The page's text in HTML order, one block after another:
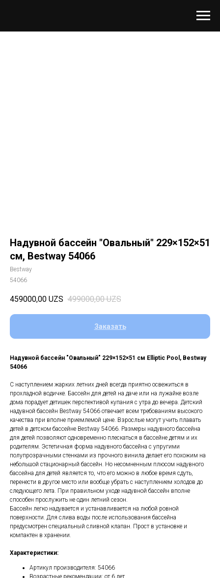
Надувной бассейн "Овальный" 229×152×51
см, Bestway 54066
Bestway
54066
459000,00 UZS 499000,00 UZS
Заказать
Надувной бассейн "Овальный" 229×152×51 см Elliptic Pool, Bestway
54066
С наступлением жарких летних дней всегда приятно освежиться в
прохладной водичке. Бассейн для детей на даче или на лужайке возле
дома порадует детишек перспективой купания с утра до вечера. Детский
надувной бассейн Bestway 54066 отвечает всем требованиям высокого
качества при вполне приемлемой цене. Взрослые могут учить плавать
детей в детском бассейне Bestway 54066. Размеры надувного бассейна
для детей позволяют одновременно плескаться в бассейне детям и их
родителям. Эстетичная форма надувного бассейна с упругими
полупрозрачными стенками из прочного винила делает его похожим на
небольшой стационарный бассейн. Но несомненным плюсом надувного
бассейна для детей является то, что его можно в любое время сдуть,
перенести в другое место или вообще убрать с наступлением холодов до
следующего лета. При правильном уходе надувной бассейн вполне
способен прослужить не один летний сезон.
Бассейн легко надувается и устанавливается на любой ровной
поверхности. Для слива воды после использования бассейна
предусмотрен специальный сливной клапан. Прост в установке и
компактен в хранении.
Характеристики:
Артикул производителя: 54066